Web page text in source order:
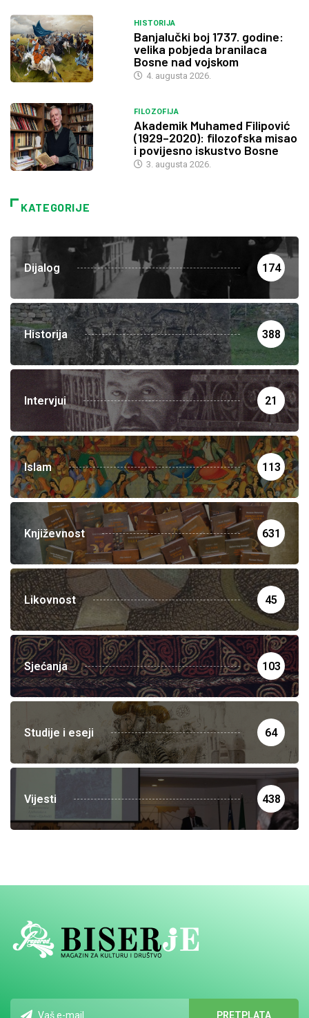
HISTORIJA
Banjalučki boj 1737. godine:
velika pobjeda branilaca
Bosne nad vojskom
4. augusta 2026.
FILOZOFIJA
Akademik Muhamed Filipović
(1929–2020): filozofska misao
i povijesno iskustvo Bosne
3. augusta 2026.
KATEGORIJE
Dijalog 174
Historija 388
Intervjui 21
Islam 113
Književnost 631
Likovnost 45
Sjećanja 103
Studije i eseji 64
Vijesti 438